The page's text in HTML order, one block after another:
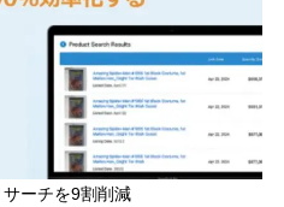
ーチを9割削減